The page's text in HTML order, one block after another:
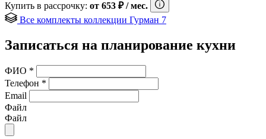
Купить в рассрочку: от 653 ₽/ мес.
Все комплекты коллекции Гурман 7
Записаться на планирование кухни
ФИО *
Телефон *
Email
Файл
Файл